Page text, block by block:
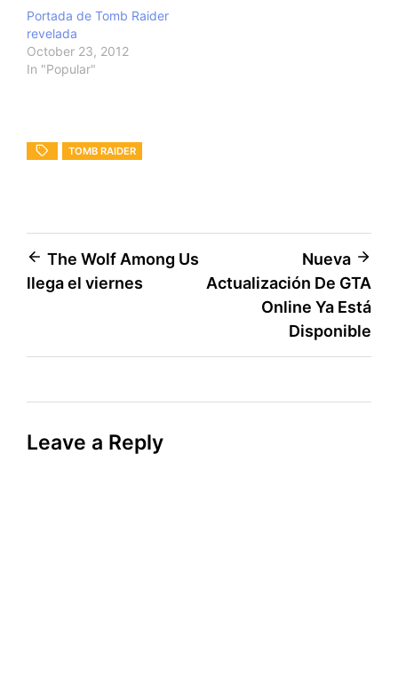
Portada de Tomb Raider
revelada
October 23, 2012
In "Popular"
TOMB RAIDER
Post
navigation
The Wolf Among Us
llega el viernes
Nueva
Actualización De GTA
Online Ya Está
Disponible
Leave a Reply